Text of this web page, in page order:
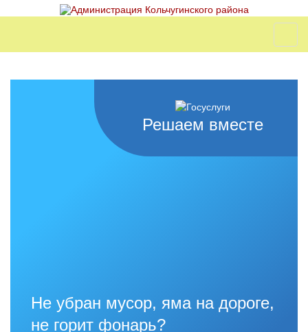
Решаем вместе
Не убран мусор, яма на дороге,
не горит фонарь?